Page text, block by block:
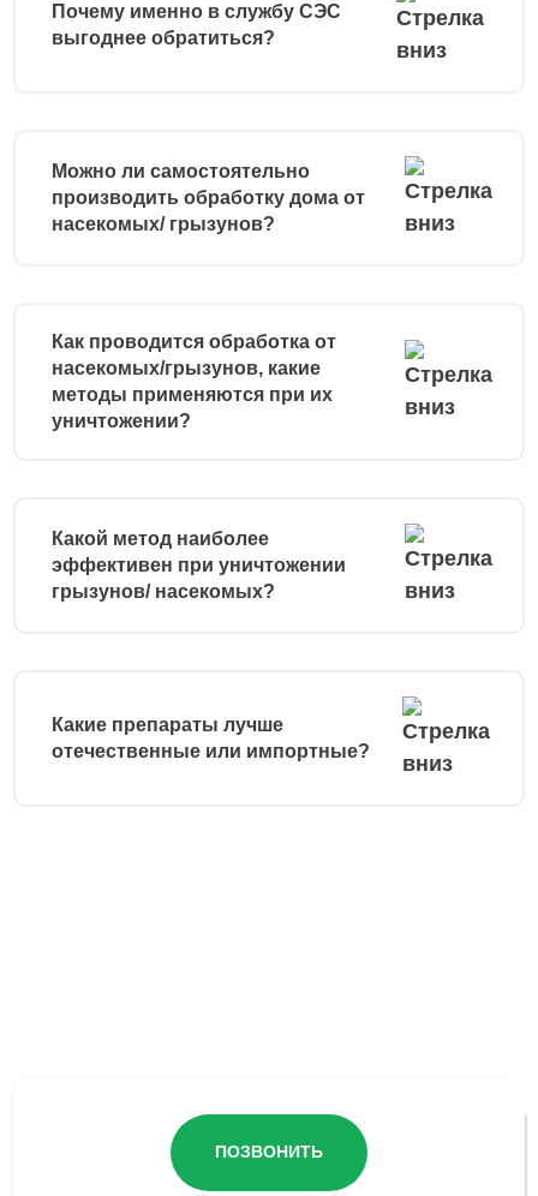
Почему именно в службу СЭС
выгоднее обратиться?
Можно ли самостоятельно
производить обработку дома от
насекомых/ грызунов?
Как проводится обработка от
насекомых/грызунов, какие
методы применяются при их
уничтожении?
Какой метод наиболее
эффективен при уничтожении
грызунов/ насекомых?
Какие препараты лучше
отечественные или импортные?
ПОЗВОНИТЬ